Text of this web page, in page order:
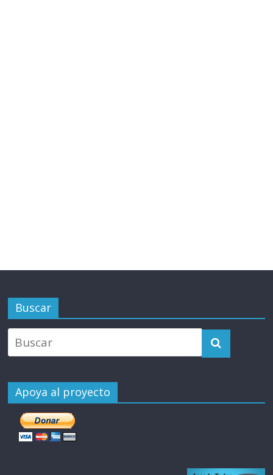
Buscar
Apoya al proyecto